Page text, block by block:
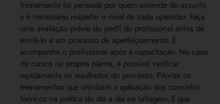
treinamento foi pensada por quem entende do assunto
e é necessário respeitar o nível de cada operador. Faça
uma avaliação prévia do perfil do profissional antes de
enviá-lo a um processo de aperfeiçoamento. E
acompanhe o profissional após a capacitação. No caso
de cursos na própria planta, é possível verificar
rapidamente os resultados do processo. Priorize os
treinamentos que otimizam a aplicação dos conceitos
teóricos na prática do dia a dia na britagem. E que